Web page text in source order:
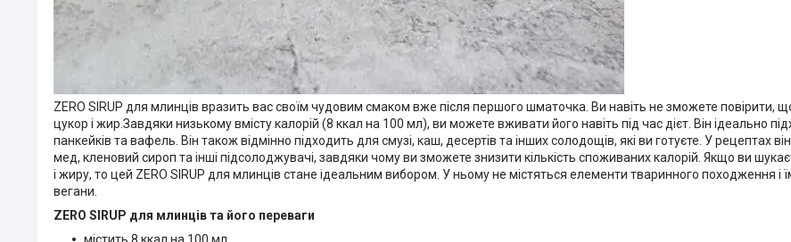
ZERO SIRUP для млинців вразить вас своїм чудовим смаком вже після першого шматочка. Ви навіть не зможете повірити,
цукор і жир.Завдяки низькому вмісту калорій (8 ккал на 100 мл), ви можете вживати його навіть під час дієт. Він ідеально
панкейків та вафель. Він також відмінно підходить для смузі, каш, десертів та інших солодощів, які ви готуєте. У рецептах
мед, кленовий сироп та інші підсолоджувачі, завдяки чому ви зможете знизити кількість споживаних калорій. Якщо ви
і жиру, то цей ZERO SIRUP для млинців стане ідеальним вибором. У ньому не містяться елементи тваринного походження
вегани.
ZERO SIRUP для млинців та його переваги
містить 8 ккал на 100 мл